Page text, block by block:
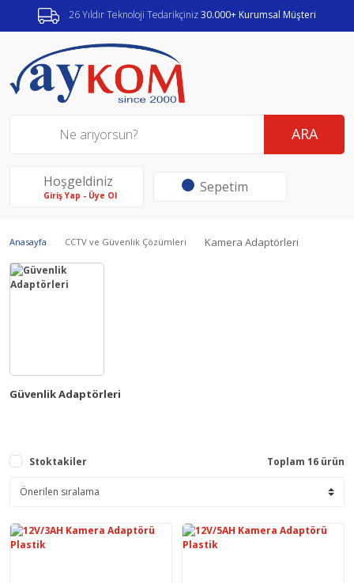
26 Yıldır Teknoloji Tedarikçiniz30.000+ Kurumsal Müşteri
ARA
Hoşgeldiniz
Giriş Yap - Üye Ol Sepetim
Anasayfa CCTV ve Güvenlik Çözümleri Kamera Adaptörleri
Güvenlik Adaptörleri
Stoktakiler Toplam 16 ürün